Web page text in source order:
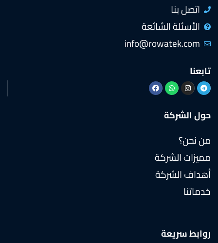
اتصل بنا
الأسئلة الشائعة
info@rowatek.com
تابعنا
حول الشركة
من نحن؟
مميزات الشركة
أهداف الشركة
خدماتنا
روابط سريعة